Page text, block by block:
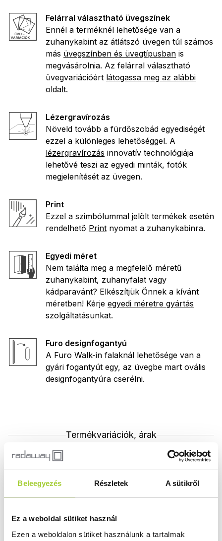
Beleegyezés Részletek A sütikről
Ez a weboldal sütiket használ
Ezen a weboldalon sütiket használunk a tartalmak
Felárral választható üvegszínek
Ennél a terméknél lehetősége van a
zuhanykabint az átlátszó üvegen túl számos
más üvegszínben és üvegtípusban is
megvásárolnia. Az felárral választható
üvegvariációért látogassa meg az alábbi
oldalt.
Lézergravírozás
Növeld tovább a fürdőszobád egyediségét
ezzel a különleges lehetőséggel. A
lézergravírozás innovatív technológiája
lehetővé teszi az egyedi minták, fotók
megjelenítését az üvegen.
Print
Ezzel a szimbólummal jelölt termékek esetén
rendelhető Print nyomat a zuhanykabinra.
Egyedi méret
Nem találta meg a megfelelő méretű
zuhanykabint, zuhanyfalat vagy
kádparavánt? Elkészítjük Önnek a kívánt
méretben! Kérje egyedi méretre gyártás
szolgáltatásunkat.
Furo designfogantyú
A Furo Walk-in falaknál lehetősége van a
gyári fogantyút egy, az üvegbe mart ovális
designfogantyúra cserélni.
Termékvariációk, árak
Az alábbi listában a termék elemeit vagy elérhető
variációit nézheti meg. Egyes kész termék
összeállítások több elemből is állhatnak, ami azt
jelenti, hogy a rendelésnél több termékkód
kiválasztásában segítségre van szüksége,
segítséget szakértőnktől.